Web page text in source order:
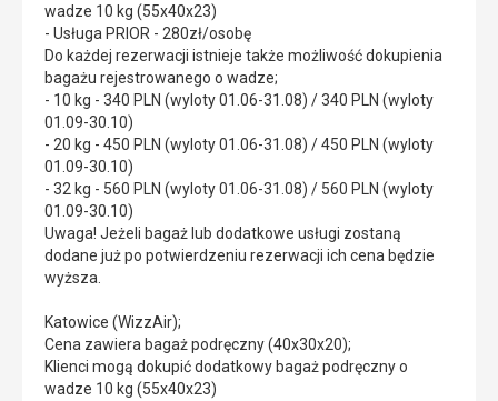
wadze 10 kg (55x40x23)
- Usługa PRIOR - 280zł/osobę
Do każdej rezerwacji istnieje także możliwość dokupienia
bagażu rejestrowanego o wadze;
- 10 kg - 340 PLN (wyloty 01.06-31.08) / 340 PLN (wyloty
01.09-30.10)
- 20 kg - 450 PLN (wyloty 01.06-31.08) / 450 PLN (wyloty
01.09-30.10)
- 32 kg - 560 PLN (wyloty 01.06-31.08) / 560 PLN (wyloty
01.09-30.10)
Uwaga! Jeżeli bagaż lub dodatkowe usługi zostaną
dodane już po potwierdzeniu rezerwacji ich cena będzie
wyższa.
Katowice (WizzAir);
Cena zawiera bagaż podręczny (40x30x20);
Klienci mogą dokupić dodatkowy bagaż podręczny o
wadze 10 kg (55x40x23)